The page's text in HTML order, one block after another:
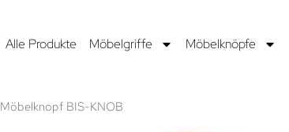
Alle Produkte Möbelgriffe Möbelknöpfe
Möbelknopf BIS-KNOB